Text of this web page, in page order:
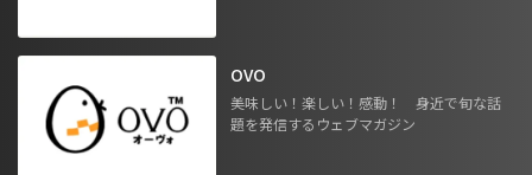
OVO
美味しい！楽しい！感動！ 身近で旬な話
題を発信するウェブマガジン